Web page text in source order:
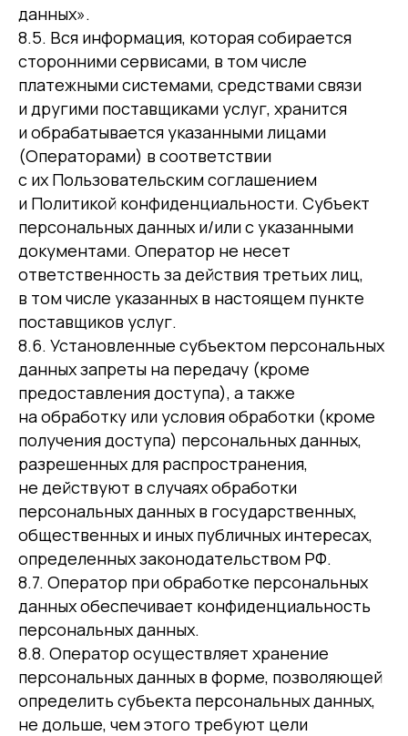
данных».
8.5. Вся информация, которая собирается
сторонними сервисами, в том числе
платежными системами, средствами связи
и другими поставщиками услуг, хранится
и обрабатывается указанными лицами
(Операторами) в соответствии
с их Пользовательским соглашением
и Политикой конфиденциальности. Субъект
персональных данных и/или с указанными
документами. Оператор не несет
ответственность за действия третьих лиц,
в том числе указанных в настоящем пункте
поставщиков услуг.
8.6. Установленные субъектом персональных
данных запреты на передачу (кроме
предоставления доступа), а также
на обработку или условия обработки (кроме
получения доступа) персональных данных,
разрешенных для распространения,
не действуют в случаях обработки
персональных данных в государственных,
общественных и иных публичных интересах,
определенных законодательством РФ.
8.7. Оператор при обработке персональных
данных обеспечивает конфиденциальность
персональных данных.
8.8. Оператор осуществляет хранение
персональных данных в форме, позволяющей
определить субъекта персональных данных,
не дольше, чем этого требуют цели